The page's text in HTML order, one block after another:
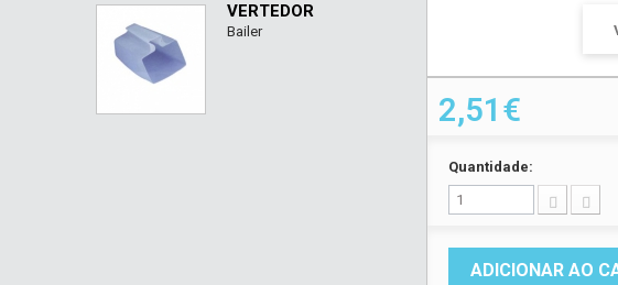
VERTEDOR
Bailer
2,51€
Quantidade:
ADICIONAR AO